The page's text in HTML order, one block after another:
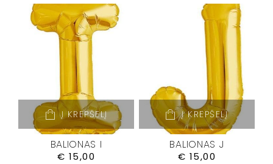
Į KREPŠELĮ
BALIONAS I
€ 15,00
Į KREPŠELĮ
BALIONAS J
€ 15,00